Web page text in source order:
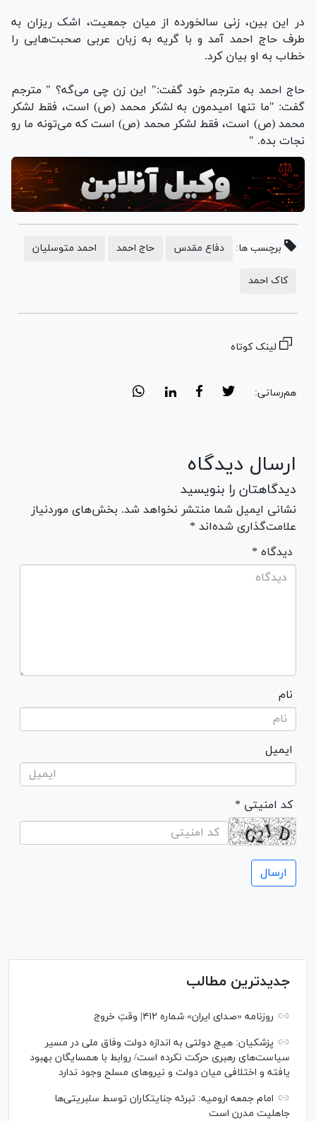
در این بین، زنی سالخورده از میان جمعیت، اشک ریزان به
طرف حاج احمد آمد و با گریه به زبان عربی صحبت‌هایی را
خطاب به او بیان کرد.
حاج احمد به مترجم خود گفت:" این زن چی می‌گه؟ " مترجم
گفت: "ما تنها امیدمون به لشکر محمد (ص) است، فقط لشکر
محمد (ص) است، فقط لشکر محمد (ص) است که می‌تونه ما رو
نجات بده. "
برچسب ها: دفاع مقدس حاج احمد احمد متوسلیان
کاک احمد
لینک کوتاه
هم‌رسانی:
ارسال دیدگاه
دیدگاهتان را بنویسید
نشانی ایمیل شما منتشر نخواهد شد. بخش‌های موردنیاز
علامت‌گذاری شده‌اند *
* دیدگاه
نام
ایمیل
* کد امنیتی
جدیدترین مطالب
روزنامه «صدای ایران» شماره ۴۱۲| وقتِ خروج
پزشکیان: هیچ دولتی به اندازه دولت وفاق ملی در مسیر
سیاست‌های رهبری حرکت نکرده است/ روابط با همسایگان بهبود
یافته و اختلافی میان دولت و نیروهای مسلح وجود ندارد
امام جمعه ارومیه: تبرئه جنایتکاران توسط سلبریتی‌ها
جاهلیت مدرن است